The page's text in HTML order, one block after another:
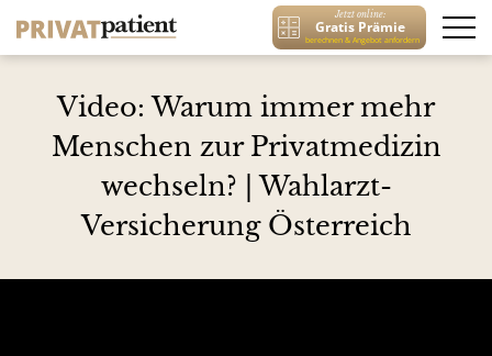
Jetzt online:
Gratis Prämie
berechnen & Angebot anfordern
Video: Warum immer mehr
Menschen zur Privatmedizin
wechseln? | Wahlarzt-
Versicherung Österreich